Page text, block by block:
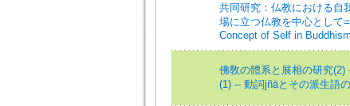
共同研究：仏教における自
場に立つ仏教を中心として
Concept of Self in Buddhism
佛敎の體系と展相の研究(2)
(1) -- 動詞jñāとその派生語